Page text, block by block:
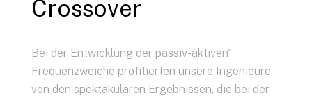
Crossover
Bei der Entwicklung der passiv-aktiven"
Frequenzweiche profitierten unsere Ingenieure
von den spektakulären Ergebnissen, die bei der